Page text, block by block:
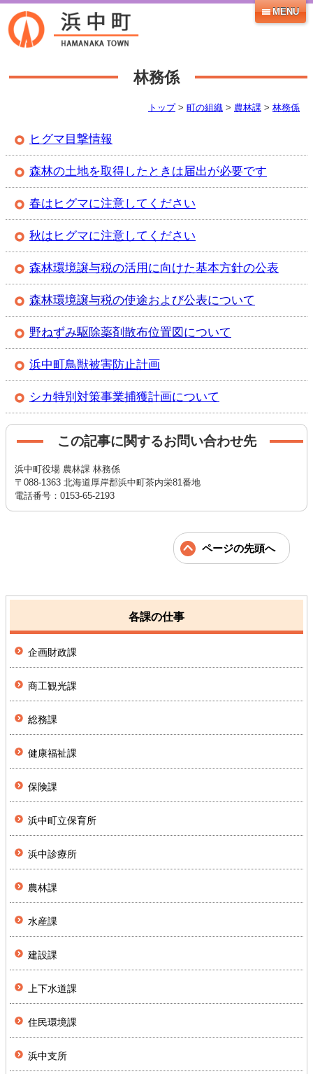
MENU
林務係
トップ> 町の組織 > 農林課 > 林務係
ヒグマ目撃情報
森林の土地を取得したときは届出が必要です​
春はヒグマに注意してください​
秋はヒグマに注意してください
森林環境譲­与税の活用­に向けた基­本方針の公­表
森林環境譲与税の使途および公表について
野ねずみ駆除薬剤散布位置図について
浜中町鳥獣被害防止計画
シカ特別対策事業捕獲計画について
この記事に関するお問い合わせ先
浜中町役場 農林課 林務係
〒088-1363 北海道厚岸郡浜中町茶内栄81番地
電話番号：0153-65-2193
ページの先頭へ
各課の仕事
企画財政課
商工観光課
総務課
健康福祉課
保険課
浜中町立保育所
浜中診療所
農林課
水産課
建設課
上下水道課
住民環境課
浜中支所